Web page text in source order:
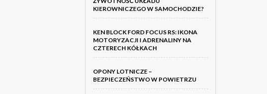
KIEROWNICZEGO W SAMOCHODZIE?
KEN BLOCK FORD FOCUS RS: IKONA
MOTORYZACJI I ADRENALINY NA
CZTERECH KÓŁKACH
OPONY LOTNICZE –
BEZPIECZEŃSTWO W POWIETRZU